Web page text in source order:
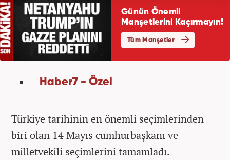
Haber7 - Özel
Türkiye tarihinin en önemli seçimlerinden
biri olan 14 Mayıs cumhurbaşkanı ve
milletvekili seçimlerini tamamladı.